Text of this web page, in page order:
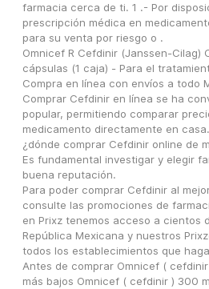
farmacia cerca de ti. 1 .- Por
prescripción médica en
para su venta por riesgo o .
Omnicef R Cefdinir (Janssen-Cilag)
cápsulas (1 caja) - Para el
Compra en línea con envíos a todo
Comprar Cefdinir en línea se ha
popular, permitiendo comparar
medicamento directamente en
¿dónde comprar Cefdinir online de
Es fundamental investigar y elegir
buena reputación.
Para poder comprar Cefdinir al
consulte las promociones de
en Prixz tenemos acceso a cientos
República Mexicana y nuestros
todos los establecimientos que
Antes de comprar Omnicef (
más bajos Omnicef ( cefdinir ) 300